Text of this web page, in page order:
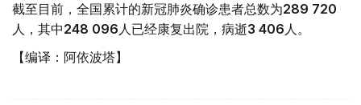
截至目前，全国累计的新冠肺炎确诊患者总数为289 720
人，其中248 096人已经康复出院，病逝3 406人。
【编译：阿依波塔】